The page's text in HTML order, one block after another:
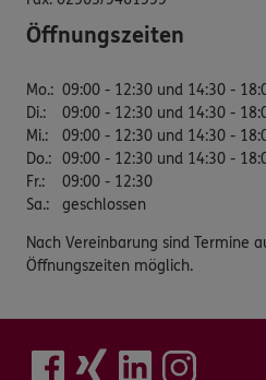
Öffnungszeiten
Mo.: 09:00 - 12:30 und 14:30 -
Di.:
09:00 - 12:30 und 14:30 -
Mi.:
09:00 - 12:30 und 14:30 -
Do.: 09:00 - 12:30 und 14:30 -
Fr.:
09:00 - 12:30
Sa.: geschlossen
Nach Vereinbarung sind Termine
Öffnungszeiten möglich.